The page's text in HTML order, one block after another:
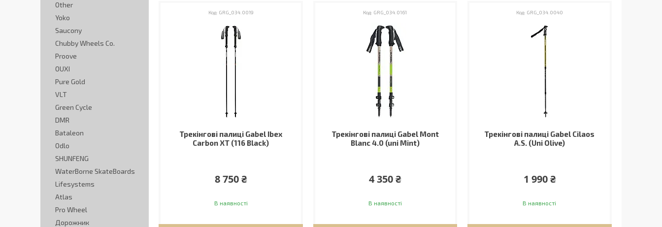
GRG_034.0019
Трекінгові палиці Gabel Ibex
Carbon XT (116 Black)
8 750 ₴
В наявності
GRG_034.0161
Трекінгові палиці Gabel Mont
Blanc 4.0 (uni Mint)
4 350 ₴
В наявності
GRG_034.0040
Трекінгові палиці Gabel Cilaos
A.S. (Uni Olive)
1 990 ₴
В наявності
Other
Yoko
Saucony
Chubby Wheels Co.
Proove
OUXI
Pure Gold
VLT
Green Cycle
DMR
Bataleon
Odlo
SHUNFENG
WaterBorne SkateBoards
Lifesystems
Atlas
Pro Wheel
Дорожник